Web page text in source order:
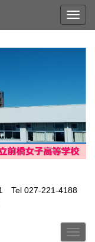
1 Tel 027-221-4188